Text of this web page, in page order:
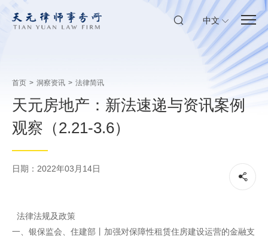
中文
首页 > 洞察资讯 > 法律简讯
天元房地产：新法速递与资讯案例
观察（2.21-3.6）
日期：2022年03月14日
法律法规及政策
一、银保监会、住建部丨加强对保障性租赁住房建设运营的金融支